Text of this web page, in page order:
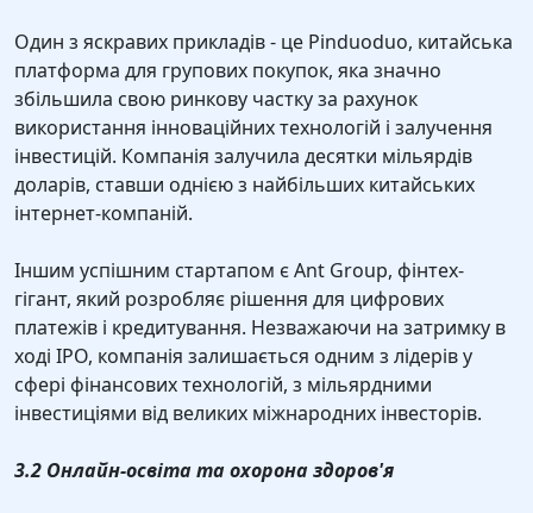
Один з яскравих прикладів - це Pinduoduo, китайська
платформа для групових покупок, яка значно
збільшила свою ринкову частку за рахунок
використання інноваційних технологій і залучення
інвестицій. Компанія залучила десятки мільярдів
доларів, ставши однією з найбільших китайських
інтернет-компаній.
Іншим успішним стартапом є Ant Group, фінтех-
гігант, який розробляє рішення для цифрових
платежів і кредитування. Незважаючи на затримку в
ході IPO, компанія залишається одним з лідерів у
сфері фінансових технологій, з мільярдними
інвестиціями від великих міжнародних інвесторів.
3.2 Онлайн-освіта та охорона здоров'я